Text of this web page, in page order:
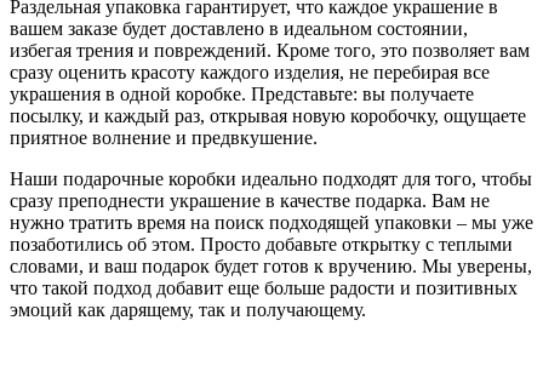
Раздельная упаковка гарантирует, что каждое украшение в
вашем заказе будет доставлено в идеальном состоянии,
избегая трения и повреждений. Кроме того, это позволяет вам
сразу оценить красоту каждого изделия, не перебирая все
украшения в одной коробке. Представьте: вы получаете
посылку, и каждый раз, открывая новую коробочку, ощущаете
приятное волнение и предвкушение.
Наши подарочные коробки идеально подходят для того, чтобы
сразу преподнести украшение в качестве подарка. Вам не
нужно тратить время на поиск подходящей упаковки – мы уже
позаботились об этом. Просто добавьте открытку с теплыми
словами, и ваш подарок будет готов к вручению. Мы уверены,
что такой подход добавит еще больше радости и позитивных
эмоций как дарящему, так и получающему.